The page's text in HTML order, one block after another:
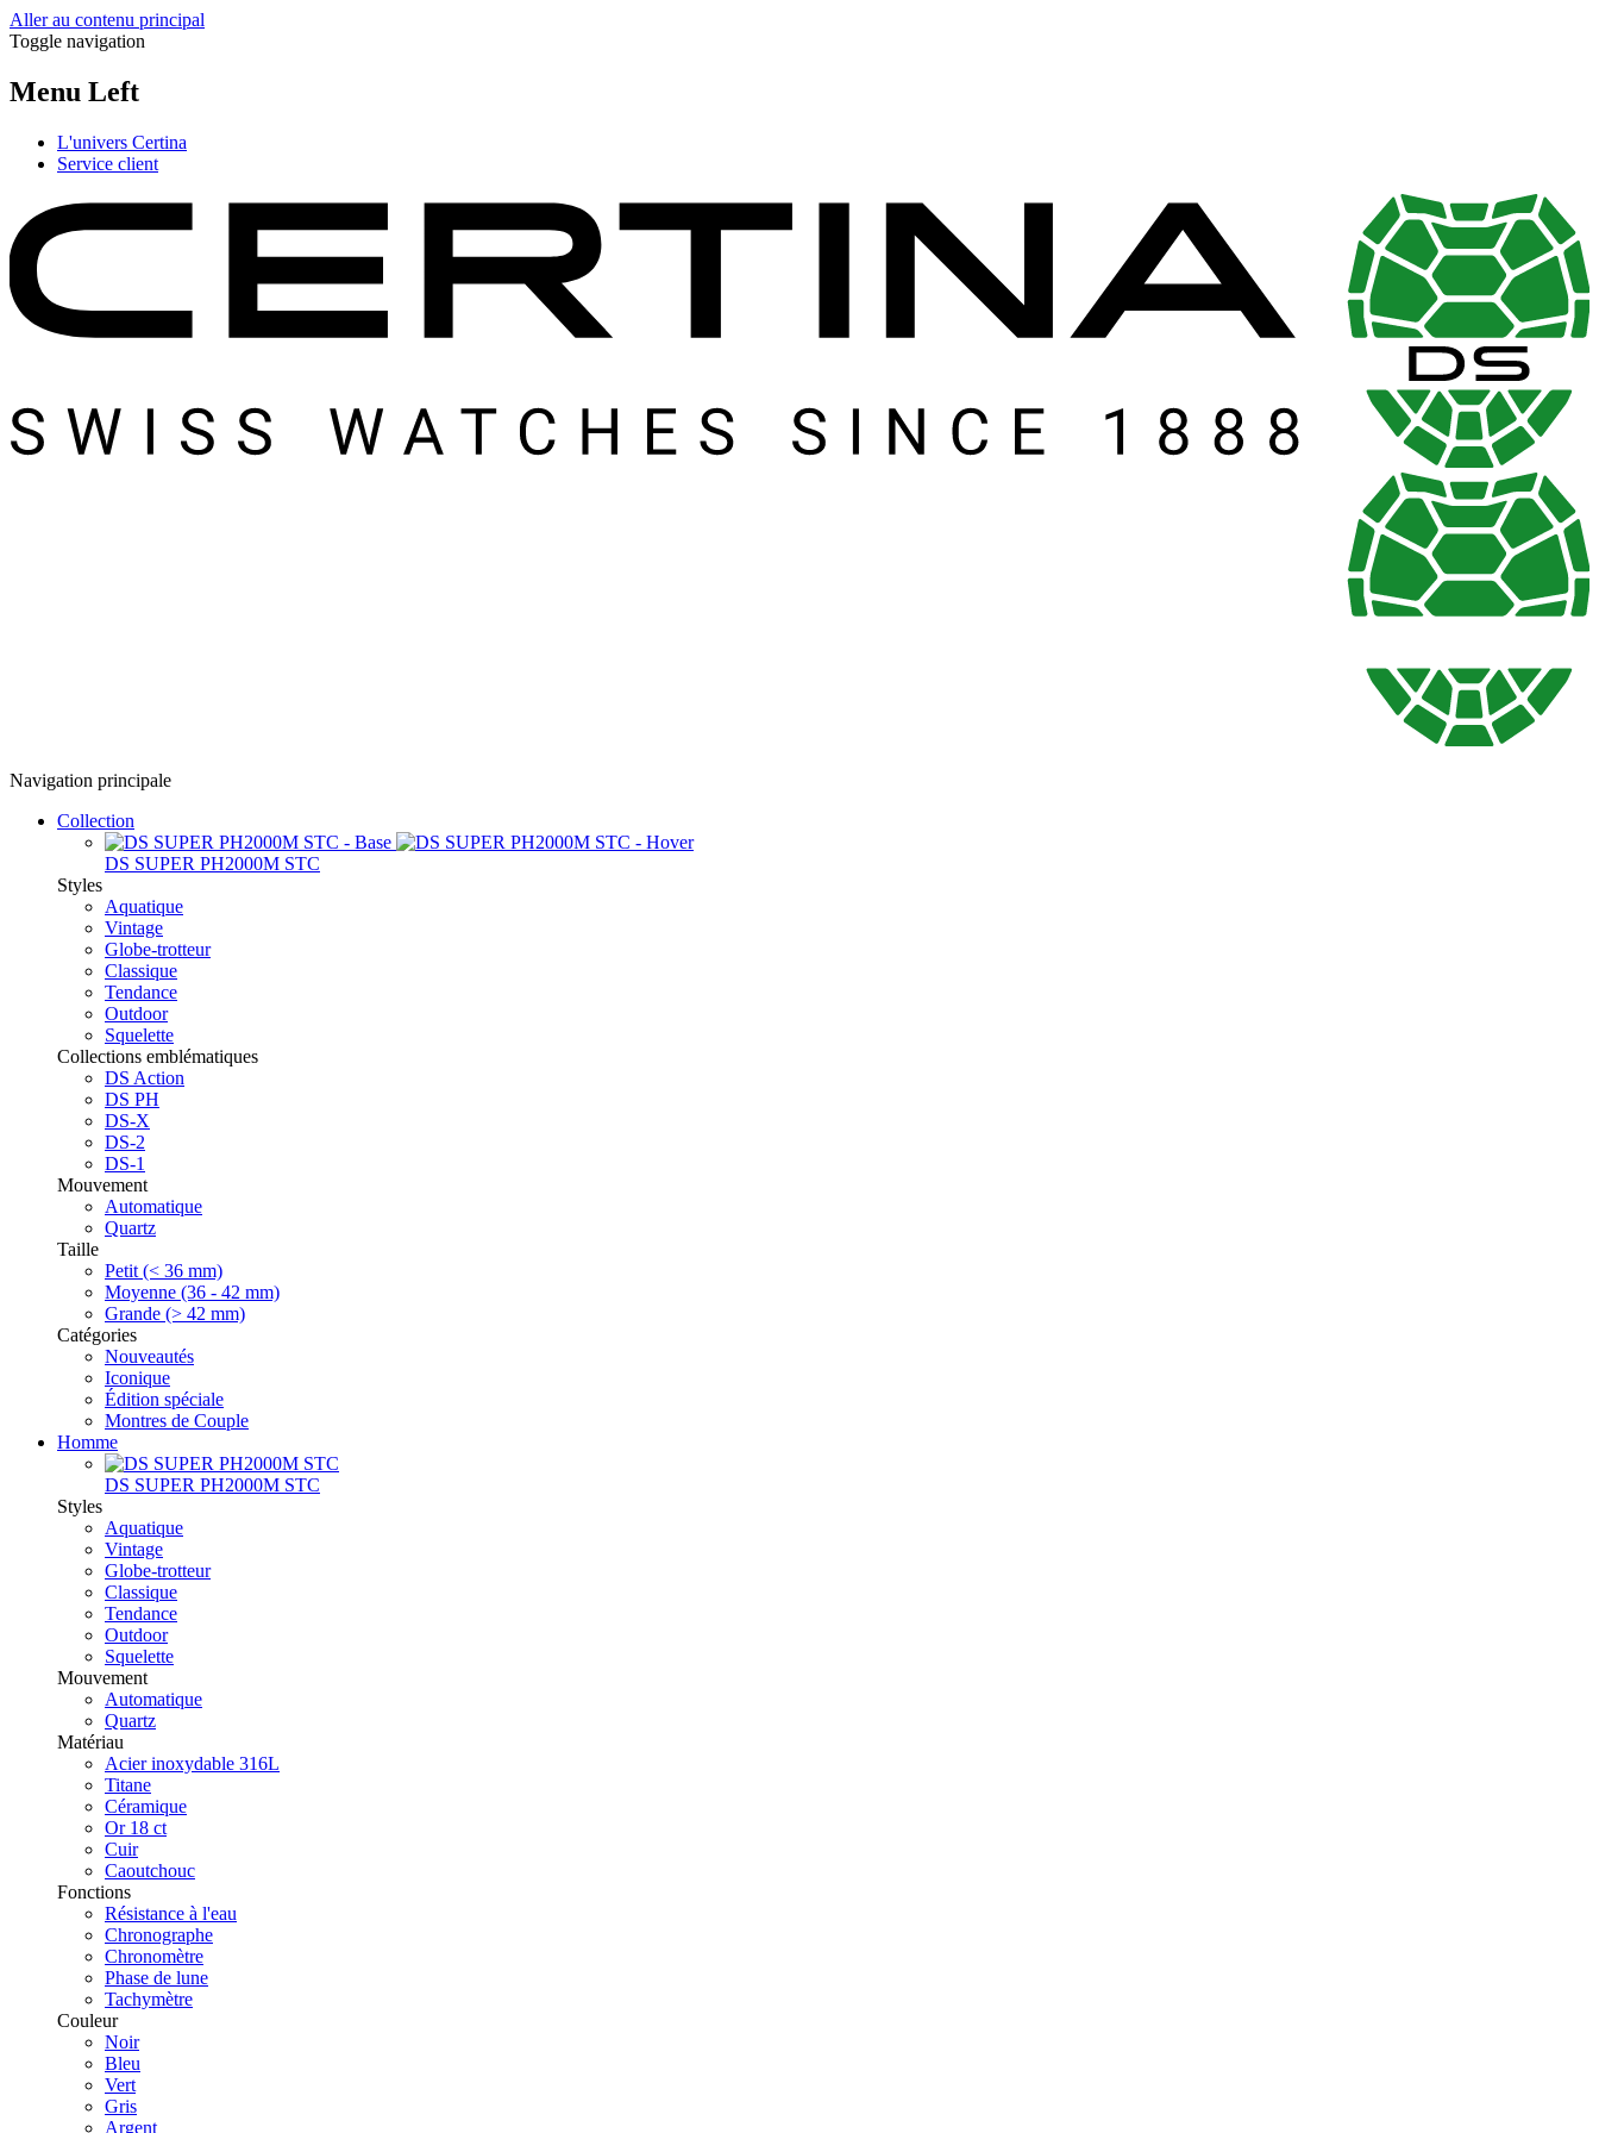
Aller au contenu principal
Toggle navigation
Menu Left
L'univers Certina
Service client
Navigation principale
Collection
DS SUPER PH2000M STC
Styles
Aquatique
Vintage
Globe-trotteur
Classique
Tendance
Outdoor
Squelette
Collections emblématiques
DS Action
DS PH
DS-X
DS-2
DS-1
Mouvement
Automatique
Quartz
Taille
Petit (< 36 mm)
Moyenne (36 - 42 mm)
Grande (> 42 mm)
Catégories
Nouveautés
Iconique
Édition spéciale
Montres de Couple
Homme
DS SUPER PH2000M STC
Styles
Aquatique
Vintage
Globe-trotteur
Classique
Tendance
Outdoor
Squelette
Mouvement
Automatique
Quartz
Matériau
Acier inoxydable 316L
Titane
Céramique
Or 18 ct
Cuir
Caoutchouc
Fonctions
Résistance à l'eau
Chronographe
Chronomètre
Phase de lune
Tachymètre
Couleur
Noir
Bleu
Vert
Gris
Argent